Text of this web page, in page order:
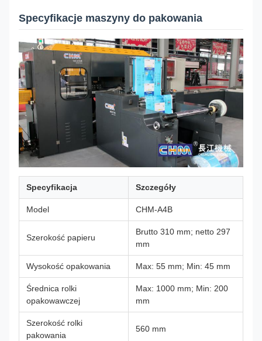
Specyfikacje maszyny do pakowania
Specyfikacja Szczegóły
Model CHM-A4B
Szerokość papieru
Brutto 310 mm; netto 297
mm
Wysokość opakowania Max: 55 mm; Min: 45 mm
Średnica rolki
opakowawczej
Max: 1000 mm; Min: 200
mm
Szerokość rolki
pakowania
560 mm